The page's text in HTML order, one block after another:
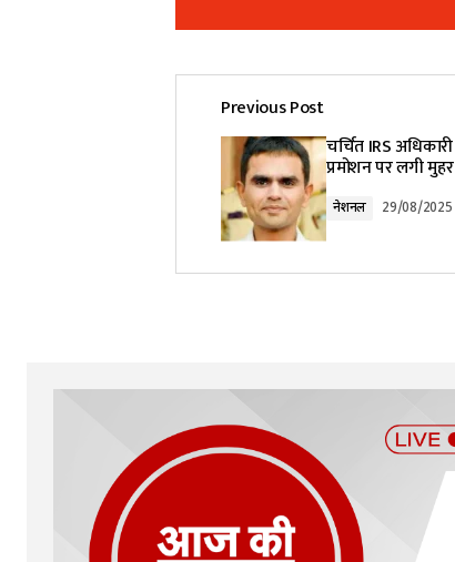
Your email address will not
Comment*
Previous Post
चर्चित IRS
प्रमोशन पर लगी मुहर
नेशनल 29/08/2025